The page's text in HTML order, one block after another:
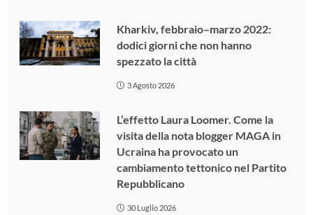
Kharkiv, febbraio–marzo 2022:
dodici giorni che non hanno
spezzato la città
3 Agosto 2026
L’effetto Laura Loomer. Come la
visita della nota blogger MAGA in
Ucraina ha provocato un
cambiamento tettonico nel Partito
Repubblicano
30 Luglio 2026